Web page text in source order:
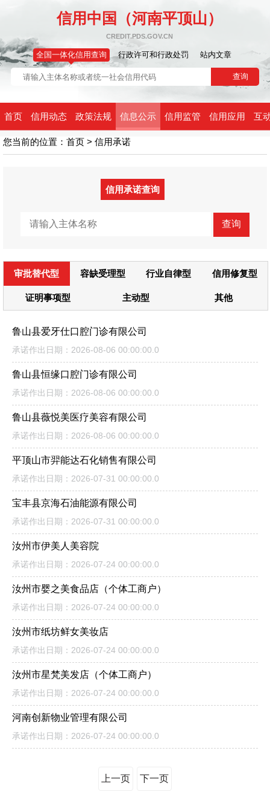
信用中国（河南平顶山）
CREDIT.PDS.GOV.CN
全国一体化信用查询 行政许可和行政处罚 站内文章
首页 信用动态 政策法规 信息公示 信用监管 信用应用 互
您当前的位置： 首页 > 信用承诺
信用承诺查询
审批替代型 容缺受理型 行业自律型 信用修复型
证明事项型 主动型 其他
鲁山县爱牙仕口腔门诊有限公司
承诺作出日期：2026-08-06 00:00:00.0
鲁山县恒缘口腔门诊有限公司
承诺作出日期：2026-08-06 00:00:00.0
鲁山县薇悦美医疗美容有限公司
承诺作出日期：2026-08-06 00:00:00.0
平顶山市羿能达石化销售有限公司
承诺作出日期：2026-07-31 00:00:00.0
宝丰县京海石油能源有限公司
承诺作出日期：2026-07-31 00:00:00.0
汝州市伊美人美容院
承诺作出日期：2026-07-24 00:00:00.0
汝州市婴之美食品店（个体工商户）
承诺作出日期：2026-07-24 00:00:00.0
汝州市纸坊鲜女美妆店
承诺作出日期：2026-07-24 00:00:00.0
汝州市星梵美发店（个体工商户）
承诺作出日期：2026-07-24 00:00:00.0
河南创新物业管理有限公司
承诺作出日期：2026-07-24 00:00:00.0
上一页 下一页